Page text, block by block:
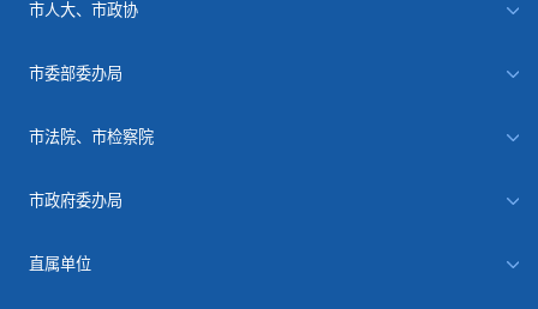
市人大、市政协
市委部委办局
市法院、市检察院
市政府委办局
直属单位